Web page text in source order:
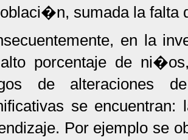
sumada la falta
en la
porcentaje de
de alteraciones
se
Por ejemplo se